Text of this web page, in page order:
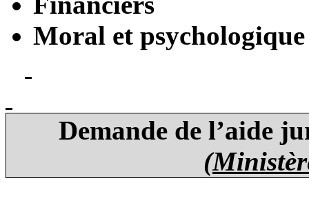
Moral et psychologique
Demande de l’aide